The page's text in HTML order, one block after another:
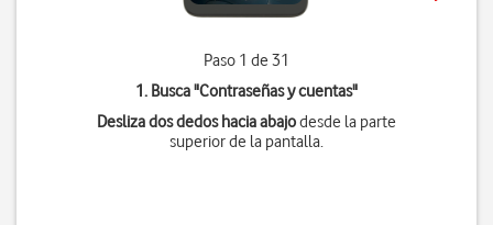
Paso 1 de 31
1. Busca "Contraseñas y cuentas"
Desliza dos dedos hacia abajodesde la parte
superior de la pantalla.